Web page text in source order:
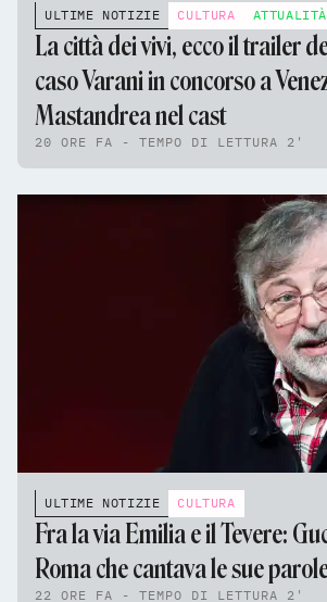
ULTIME NOTIZIE CULTURA ATTUALITÀ
La città dei vivi, ecco il trailer
caso Varani in concorso a
Mastandrea nel cast
20 ORE FA - TEMPO DI LETTURA 2'
ULTIME NOTIZIE CULTURA
Fra la via Emilia e il Tevere:
Roma che cantava le sue
22 ORE FA - TEMPO DI LETTURA 2'